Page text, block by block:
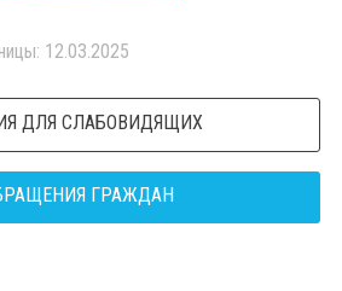
12.03.2025
ДЛЯ СЛАБОВИДЯЩИХ
ГРАЖДАН